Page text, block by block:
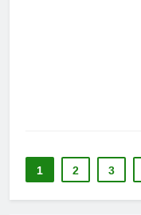
1 2 3